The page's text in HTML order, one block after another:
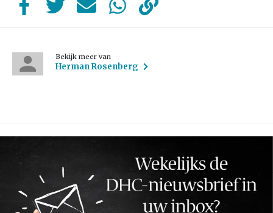
Bekijk meer van
Herman Rosenberg